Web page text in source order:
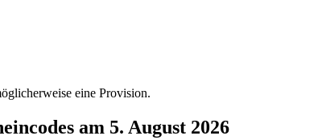
eine Provision.
am 5. August 2026